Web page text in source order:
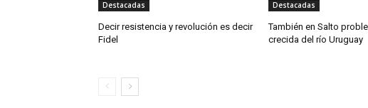
Destacadas
Decir resistencia y revolución es decir
Fidel
Destacadas
También en Salto
crecida del río Uruguay